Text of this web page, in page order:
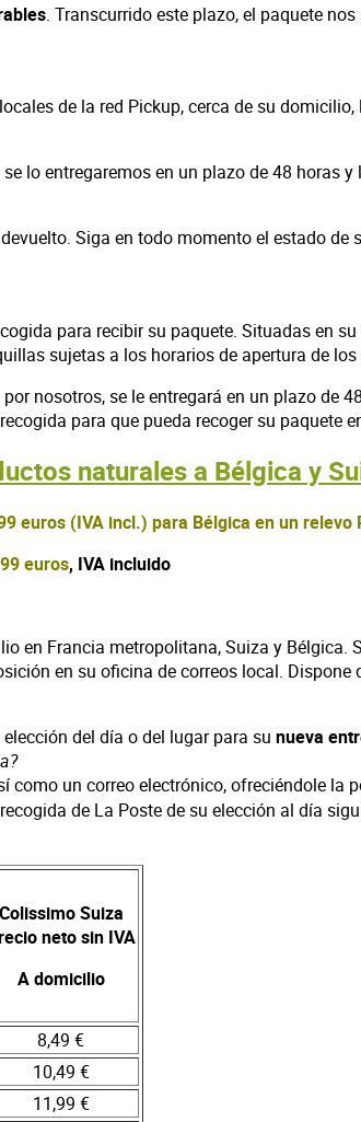
. Transcurrido este plazo, el paquete
de la red Pickup, cerca de su
lo entregaremos en un plazo de 48
Siga en todo momento el estado
para recibir su paquete. Situadas en
sujetas a los horarios de apertura de
nosotros, se le entregará en un plazo
para que pueda recoger su
naturales a Bélgica y
euros (IVA incl.) para Bélgica en un
99 euros, IVA incluido
en Francia metropolitana, Suiza y
en su oficina de correos local. Dispone
del día o del lugar para su nueva
como un correo electrónico, ofreciéndole la
de La Poste de su elección al día
Colissimo Suiza
neto sin IVA
A domicilio
8,49 €
10,49 €
11,99 €